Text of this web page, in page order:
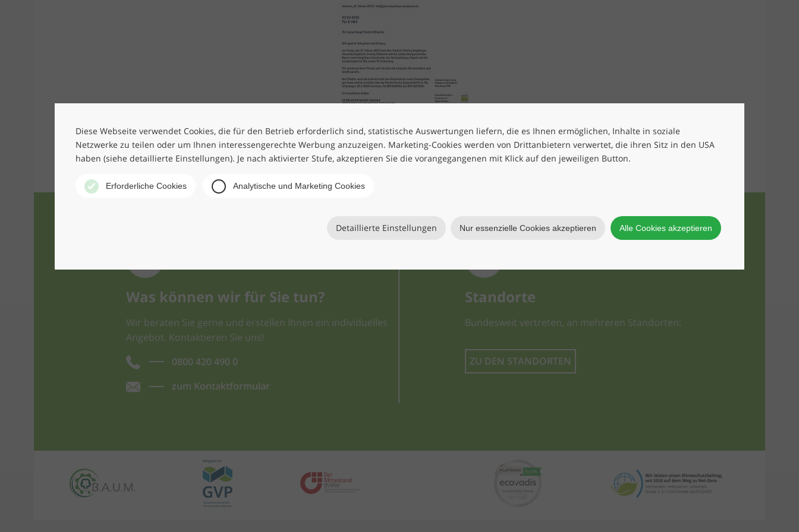
Diese Webseite verwendet Cookies, die für den Betrieb erforderlich sind, statistische Auswertungen liefern, die es Ihnen ermöglichen, Inhalte in soziale
Netzwerke zu teilen oder um Ihnen interessengerechte Werbung anzuzeigen. Marketing-Cookies werden von Drittanbietern verwertet, die ihren Sitz in den USA
haben (siehe detaillierte Einstellungen). Je nach aktivierter Stufe, akzeptieren Sie die vorangegangenen mit Klick auf den jeweiligen Button.
Erforderliche Cookies Analytische und Marketing Cookies
Detaillierte Einstellungen Nur essenzielle Cookies akzeptieren Alle Cookies akzeptieren
Was können wir für Sie tun?
Wir beraten Sie gerne und erstellen Ihnen ein individuelles
Angebot. Kontaktieren Sie uns!
0800 420 490 0
zum Kontaktformular
Standorte
Bundesweit vertreten, an mehreren Standorten:
ZU DEN STANDORTEN